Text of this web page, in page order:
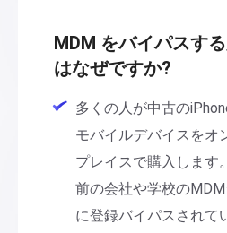
MDM をバイパスす
はなぜですか?
多くの人が中古の
モバイルデバイスをオ
プレイスで購入します
前の会社や学校の
に登録バイパスされて